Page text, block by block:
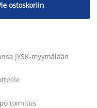
ostoskoriin
JYSK-myymälään
toimitus